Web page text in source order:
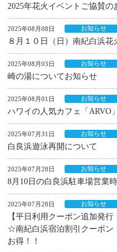
2025年花火イベントご協賛の
2025年08月08日 お知らせ
８月１０日（日）南紀白浜
2025年08月03日 お知らせ
崎の湯についてお知らせ
2025年08月01日 お知らせ
ハワイの人気カフェ「ARVO
2025年07月31日 お知らせ
白良浜遊泳再開について
2025年07月28日 お知らせ
8月10日の白良浜駐車場営業
2025年07月28日 お知らせ
【平日利用クーポン追加発
☆南紀白浜宿泊割引クーポン
お得！！